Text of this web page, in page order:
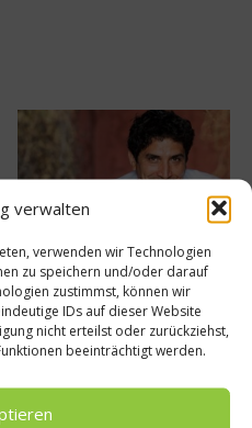
verwalten
verwenden wir Technologien
zu speichern und/oder darauf
zustimmst, können wir
IDs auf dieser Website
nicht erteilst oder zurückziehst,
beeinträchtigt werden.
Mirazur – Sterneküche
zwischen Himmel und Erde
26. Oktober 2024